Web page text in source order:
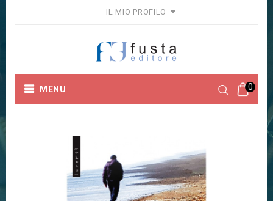
IL MIO PROFILO
0
MENU